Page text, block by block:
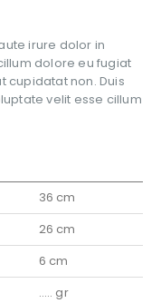
irure dolor in
dolore eu fugiat
cupidatat non. Duis
velit esse cillum
36 cm
26 cm
6 cm
….. gr